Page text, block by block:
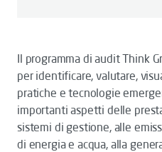
Il programma di audit Think
per identificare, valutare,
pratiche e tecnologie
importanti aspetti delle
sistemi di gestione, alle
di energia e acqua, alla